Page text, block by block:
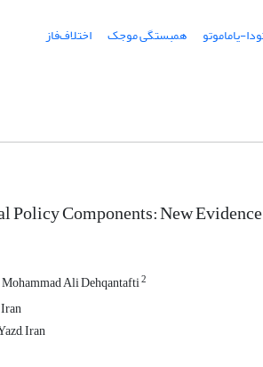
یاماموتو همبستگی موجک
اختلاف‌فاز
Components: New
Mohammad Ali Dehqantafti2
Iran